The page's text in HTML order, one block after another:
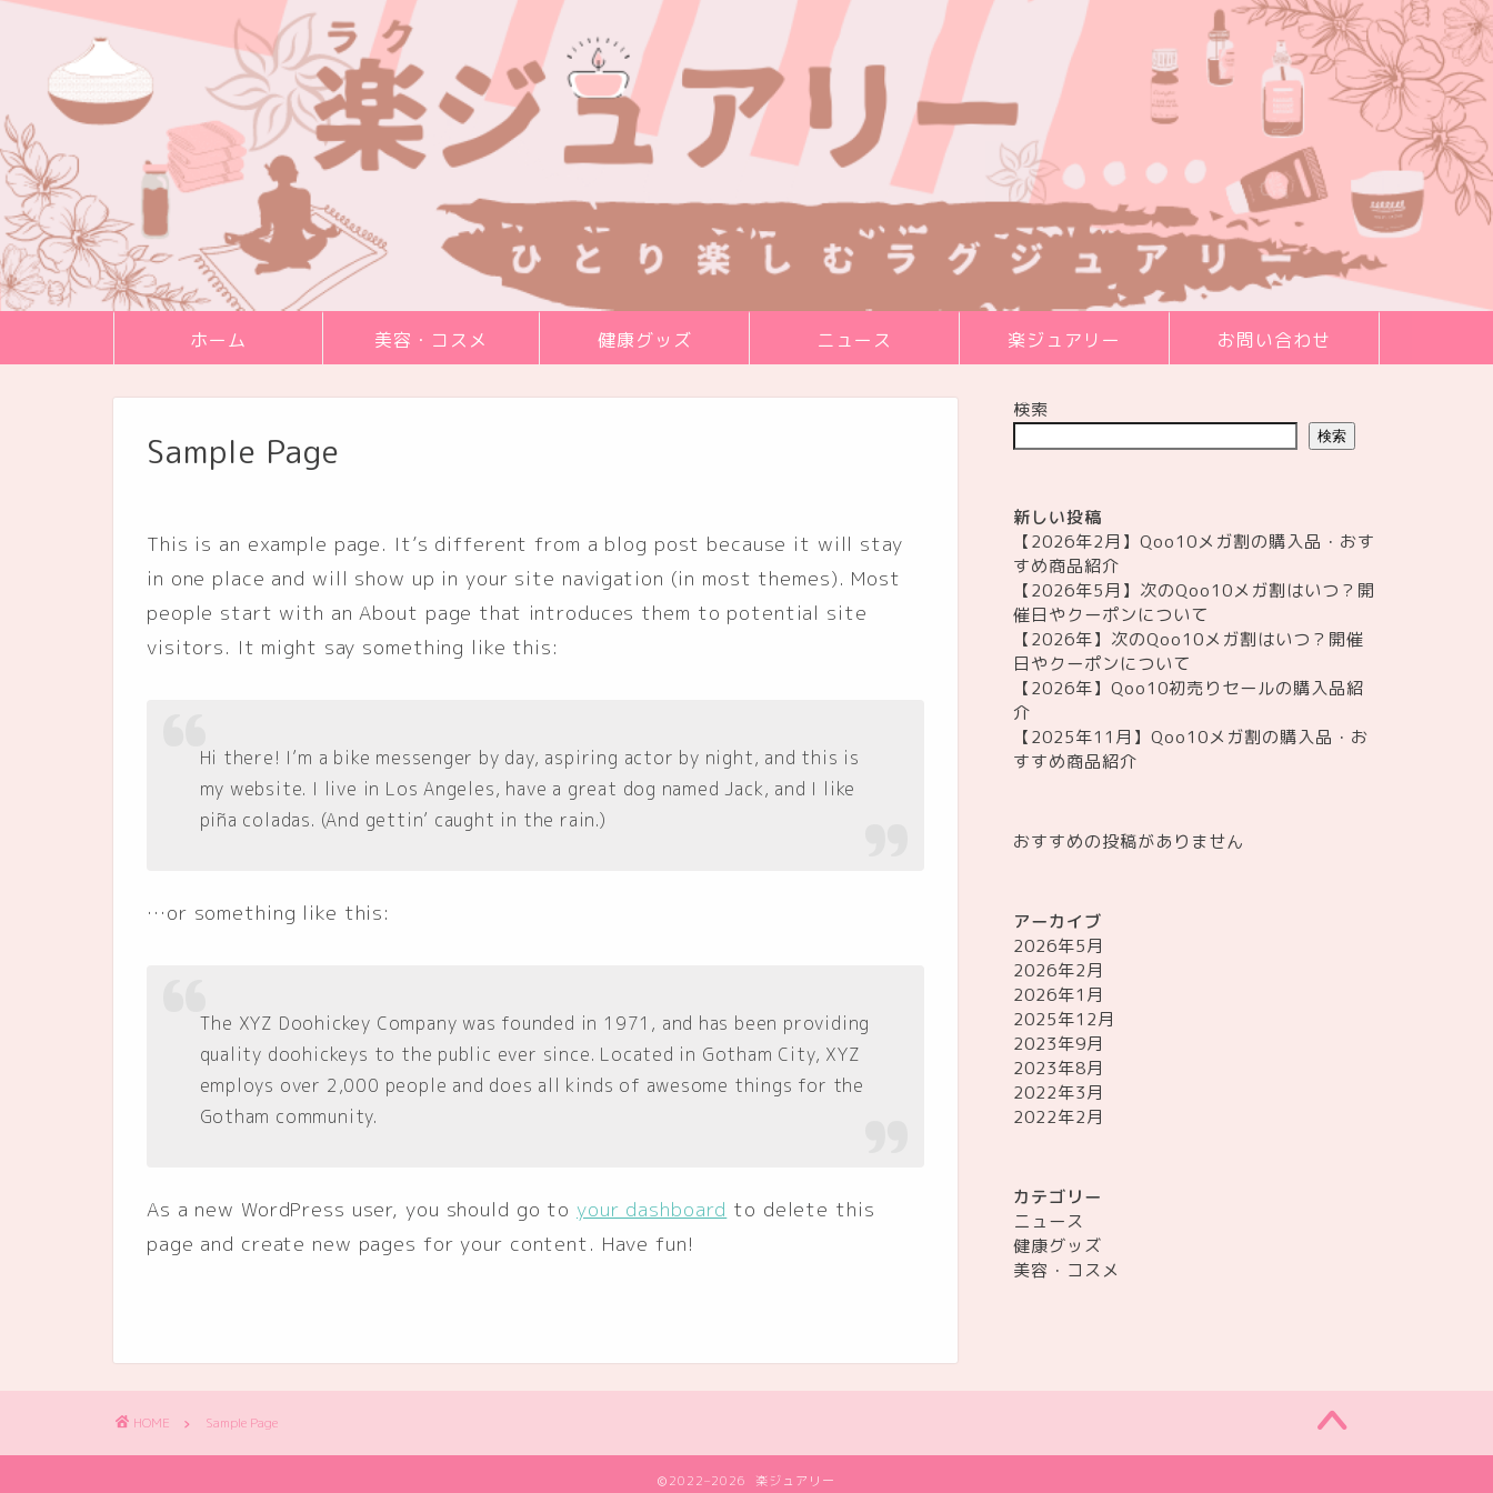
ホーム 美容・コスメ 健康グッズ ニュース 楽ジュアリー お問い合わせ
Sample Page
This is an example page. It’s different from a blog post because it will stay
in one place and will show up in your site navigation (in most themes). Most
people start with an About page that introduces them to potential site
visitors. It might say something like this:
Hi there! I’m a bike messenger by day, aspiring actor by night, and this is
my website. I live in Los Angeles, have a great dog named Jack, and I like
piña coladas. (And gettin’ caught in the rain.)
…or something like this:
The XYZ Doohickey Company was founded in 1971, and has been providing
quality doohickeys to the public ever since. Located in Gotham City, XYZ
employs over 2,000 people and does all kinds of awesome things for the
Gotham community.
As a new WordPress user, you should go to your dashboard to delete this
page and create new pages for your content. Have fun!
検索
検索
新しい投稿
【2026年2月】Qoo10メガ割の購入品・おす
すめ商品紹介
【2026年5月】次のQoo10メガ割はいつ？開
催日やクーポンについて
【2026年】次のQoo10メガ割はいつ？開催
日やクーポンについて
【2026年】Qoo10初売りセールの購入品紹
介
【2025年11月】Qoo10メガ割の購入品・お
すすめ商品紹介
おすすめの投稿がありません
アーカイブ
2026年5月
2026年2月
2026年1月
2025年12月
2023年9月
2023年8月
2022年3月
2022年2月
カテゴリー
ニュース
健康グッズ
美容・コスメ
HOME Sample Page
2022–2026 楽ジュアリー